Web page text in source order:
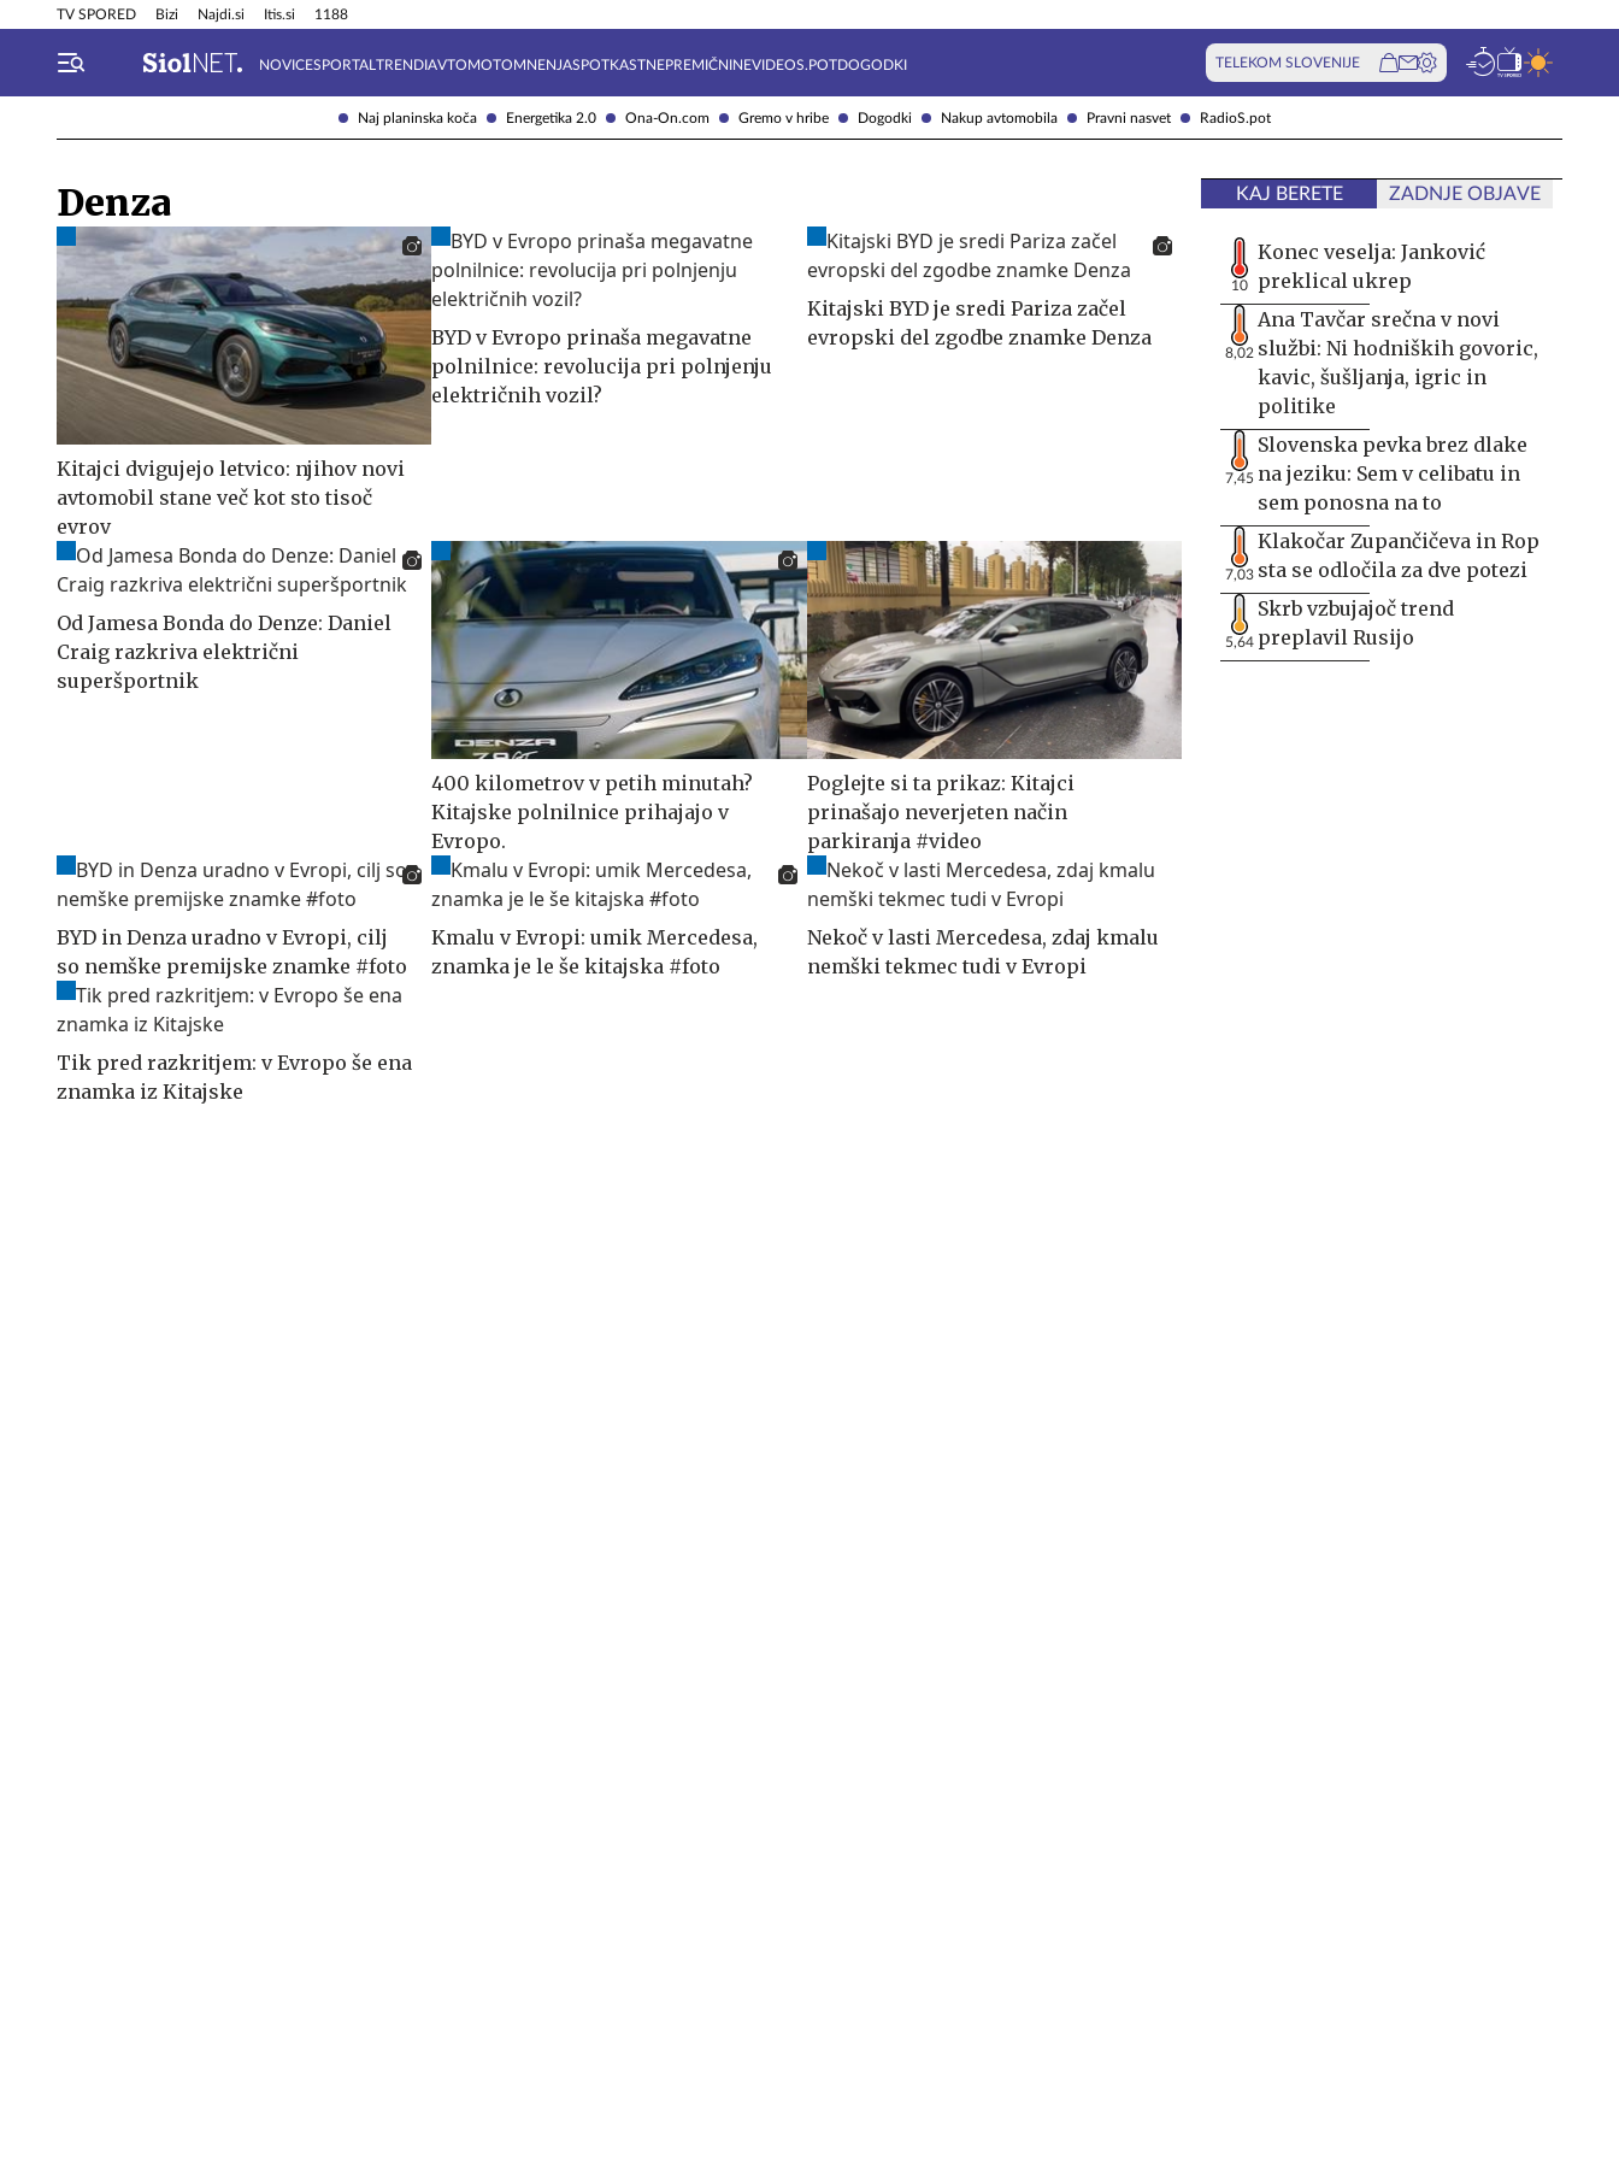
Naj planinska koča Energetika 2.0 Ona-On.com Gremo v hribe Dogodki Nakup avtomobila Pravni nasvet RadioS.pot
TV SPORED Bizi Najdi.si Itis.si 1188
NOVICESPORTAL TRENDIAVTOMOTOMNENJASPOTKASTNEPREMIČNINEVIDEOS.POTDOGODKI TELEKOM SLOVENIJE
Info in obvestila Tehnik
Denza
Kitajci dvigujejo letvico: njihov novi
avtomobil stane več kot sto tisoč
evrov
BYD v Evropo prinaša megavatne
polnilnice: revolucija pri polnjenju
električnih vozil?
Kitajski BYD je sredi Pariza začel
evropski del zgodbe znamke Denza
Od Jamesa Bonda do Denze: Daniel
Craig razkriva električni
superšportnik
400 kilometrov v petih minutah?
Kitajske polnilnice prihajajo v
Evropo.
Poglejte si ta prikaz: Kitajci
prinašajo neverjeten način
parkiranja #video
BYD in Denza uradno v Evropi, cilj
so nemške premijske znamke #foto
Kmalu v Evropi: umik Mercedesa,
znamka je le še kitajska #foto
Nekoč v lasti Mercedesa, zdaj kmalu
nemški tekmec tudi v Evropi
Tik pred razkritjem: v Evropo še ena
znamka iz Kitajske
KAJ BERETE ZADNJE OBJAVE
10
Konec veselja: Janković
preklical ukrep
8,02
Ana Tavčar srečna v novi
službi: Ni hodniških govoric,
kavic, šušljanja, igric in
politike
7,45
Slovenska pevka brez dlake
na jeziku: Sem v celibatu in
sem ponosna na to
7,03
Klakočar Zupančičeva in Rop
sta se odločila za dve potezi
5,64
Skrb vzbujajoč trend
preplavil Rusijo